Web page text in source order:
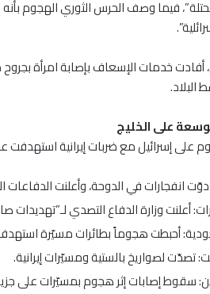
أفادت خدمات الإسعاف بإصابة امرأة
على الخليج
على إسرائيل مع ضربات إيرانية استهدفت
انفجارات في الدوحة، وأعلنت
أعلنت وزارة الدفاع التصدي
أحبطت هجوماً بطائرات مسيّرة
تصدّت لصواريخ بالستية ومسيّرات إيرانية.
سقوط إصابات إثر هجوم بمسيّرات على